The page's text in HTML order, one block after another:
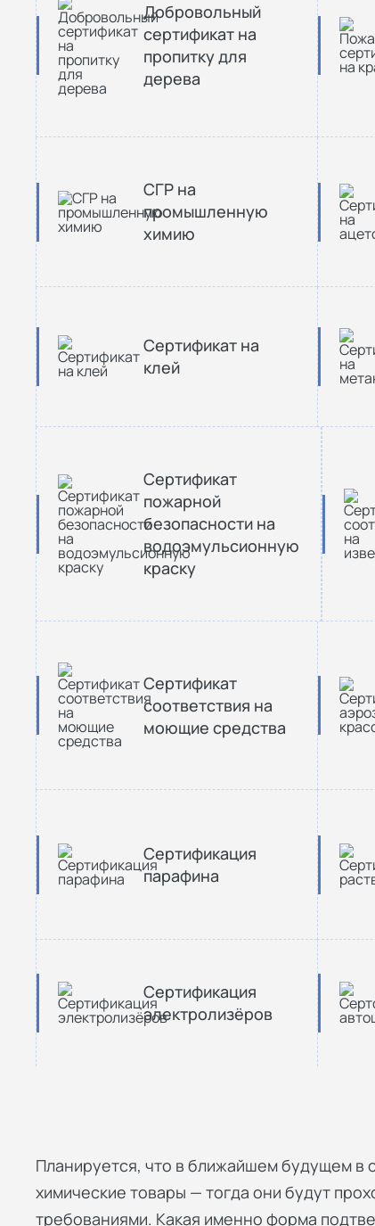
Добровольный
сертификат на
пропитку для
дерева
СГР на
промышленную
химию
Сертификат на
клей
Сертификат
пожарной
безопасности на
водоэмульсионную
краску
Сертификат
соответствия на
моющие средства
Сертификация
парафина
Сертификация
электролизёров
Планируется, что в ближайшем будущем в
химические товары — тогда они будут
требованиями. Какая именно форма